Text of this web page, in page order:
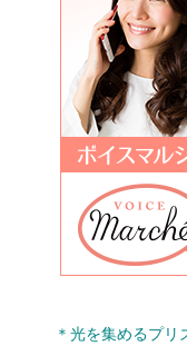
＊光を集めるプリ